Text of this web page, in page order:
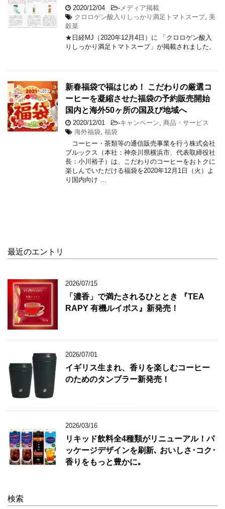
2020/12/04 - メディア掲載
クロロゲン酸入りしっかり満足トマトスープ, 美
穀菜
★日経MJ（2020年12月4日）に 「クロロゲン酸入
りしっかり満足トマトスープ」が掲載されました。
新春福袋で福はじめ！ こだわりの厳選コ
ーヒーを凝縮させた福袋の予約販売開始
国内と海外50ヶ所の国及び地域へ
2020/12/01 -キャンペーン 商品・サービス
海外福袋 福袋
コーヒー・茶類等の通信販売事業を行う株式会社
ブルックス（本社：神奈川県横浜市、代表取締役社
長：小川裕子）は、こだわりのコーヒーをおトクに
楽しんでいただける福袋を2020年12月1日（火）よ
り国内向け …
最近のエントリ
2026/07/15
「濃香」で満たされるひととき 『TEA
RAPY 有機ルイボス』新発売！
2026/07/01
イギリス生まれ、香りを楽しむコーヒー
のためのタンブラー新発売！
2026/03/16
リキッド飲料全4種類がリニューアル！パ
ッケージデザインを刷新､ おいしさ･コク･
香りをもっと豊かに｡
検索